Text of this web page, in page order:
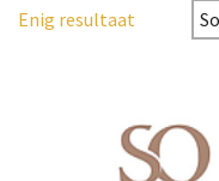
Enig resultaat